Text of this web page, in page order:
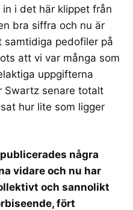
in i det här klippet från
bra siffra och nu är
samtidiga pedofiler på
att vi var många som
uppgifterna
Swartz senare totalt
hur lite som ligger
några
vidare och nu har
och sannolikt
fört